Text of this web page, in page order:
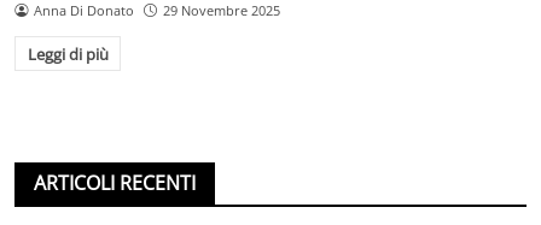
Anna Di Donato 29 Novembre 2025
Leggi di più
ARTICOLI RECENTI